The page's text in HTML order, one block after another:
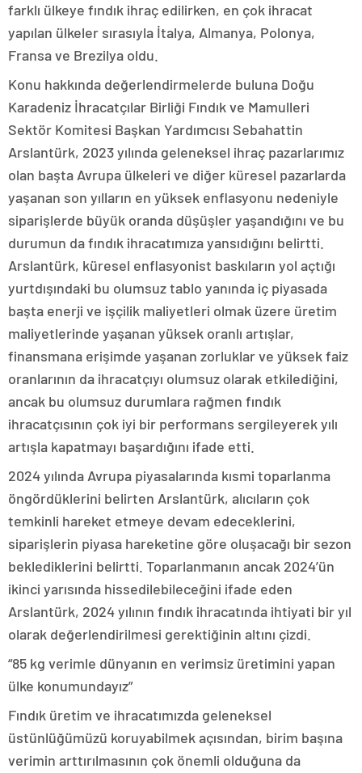
farklı ülkeye fındık ihraç edilirken, en çok ihracat
yapılan ülkeler sırasıyla İtalya, Almanya, Polonya,
Fransa ve Brezilya oldu.
Konu hakkında değerlendirmelerde buluna Doğu
Karadeniz İhracatçılar Birliği Fındık ve Mamulleri
Sektör Komitesi Başkan Yardımcısı Sebahattin
Arslantürk, 2023 yılında geleneksel ihraç pazarlarımız
olan başta Avrupa ülkeleri ve diğer küresel pazarlarda
yaşanan son yılların en yüksek enflasyonu nedeniyle
siparişlerde büyük oranda düşüşler yaşandığını ve bu
durumun da fındık ihracatımıza yansıdığını belirtti.
Arslantürk, küresel enflasyonist baskıların yol açtığı
yurtdışındaki bu olumsuz tablo yanında iç piyasada
başta enerji ve işçilik maliyetleri olmak üzere üretim
maliyetlerinde yaşanan yüksek oranlı artışlar,
finansmana erişimde yaşanan zorluklar ve yüksek faiz
oranlarının da ihracatçıyı olumsuz olarak etkilediğini,
ancak bu olumsuz durumlara rağmen fındık
ihracatçısının çok iyi bir performans sergileyerek yılı
artışla kapatmayı başardığını ifade etti.
2024 yılında Avrupa piyasalarında kısmi toparlanma
öngördüklerini belirten Arslantürk, alıcıların çok
temkinli hareket etmeye devam edeceklerini,
siparişlerin piyasa hareketine göre oluşacağı bir sezon
beklediklerini belirtti. Toparlanmanın ancak 2024’ün
ikinci yarısında hissedilebileceğini ifade eden
Arslantürk, 2024 yılının fındık ihracatında ihtiyati bir yıl
olarak değerlendirilmesi gerektiğinin altını çizdi.
“85 kg verimle dünyanın en verimsiz üretimini yapan
ülke konumundayız”
Fındık üretim ve ihracatımızda geleneksel
üstünlüğümüzü koruyabilmek açısından, birim başına
verimin arttırılmasının çok önemli olduğuna da